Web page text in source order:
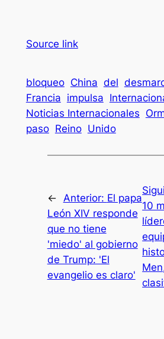
Source link
bloqueo China del
Francia impulsa
Noticias Internacionales
paso Reino Unido
← Anterior: El papa
León XIV responde
que no tiene
'miedo' al gobierno
de Trump: 'El
evangelio es claro'
10